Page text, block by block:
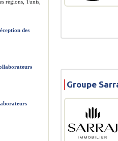
Groupe
régions, Tunis,
des